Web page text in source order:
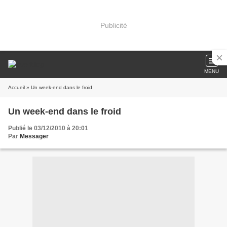
Publicité
MENU
Accueil » Un week-end dans le froid
Un week-end dans le froid
Publié le 03/12/2010 à 20:01
Par Messager